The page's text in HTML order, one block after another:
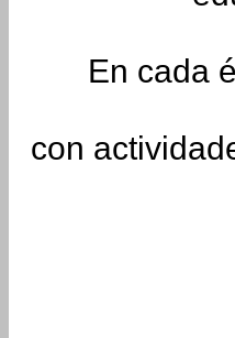
En cada
con